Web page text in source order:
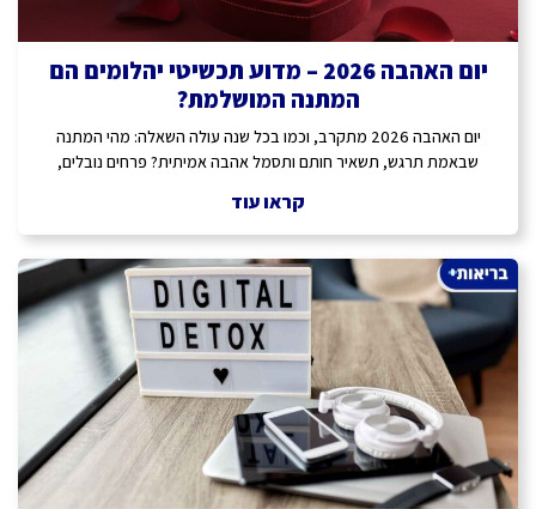
יום האהבה 2026 – מדוע תכשיטי יהלומים הם
המתנה המושלמת?
יום האהבה 2026 מתקרב, וכמו בכל שנה עולה השאלה: מהי המתנה
שבאמת תרגש, תשאיר חותם ותסמל אהבה אמיתית? פרחים נובלים,
קראו עוד